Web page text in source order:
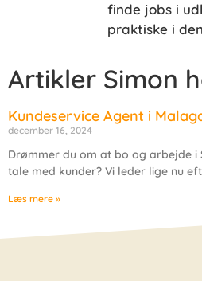
finde jobs i
praktiske i
Artikler Simon
Kundeservice Agent i
december 16, 2024
Drømmer du om at bo og arbejde i
tale med kunder? Vi leder lige nu
Læs mere »